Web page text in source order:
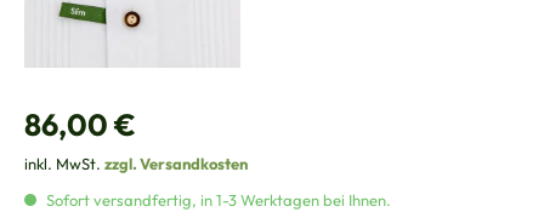
Regulärer Preis:
86,00 €
inkl. MwSt. zzgl. Versandkosten
Sofort versandfertig, in 1-3 Werktagen bei Ihnen.